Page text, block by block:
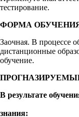
тестирование.
ФОРМА
Заочная. В процессе
дистанционные
обучение.
В результате
знания: